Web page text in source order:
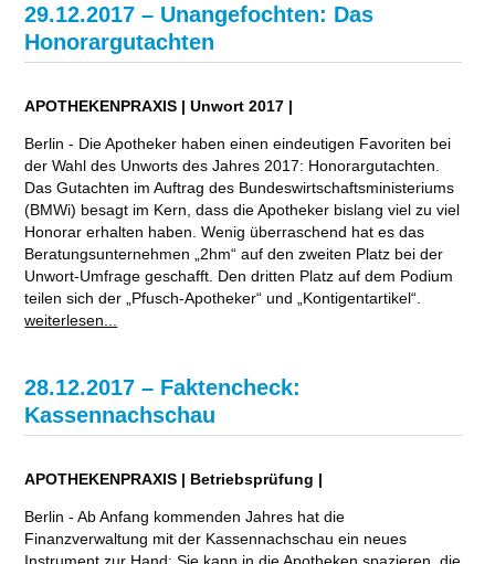
29.12.2017 – Unangefochten: Das
Honorargutachten
APOTHEKENPRAXIS | Unwort 2017 |
Berlin - Die Apotheker haben einen eindeutigen Favoriten bei
der Wahl des Unworts des Jahres 2017: Honorargutachten.
Das Gutachten im Auftrag des Bundeswirtschaftsministeriums
(BMWi) besagt im Kern, dass die Apotheker bislang viel zu viel
Honorar erhalten haben. Wenig überraschend hat es das
Beratungsunternehmen „2hm“ auf den zweiten Platz bei der
Unwort-Umfrage geschafft. Den dritten Platz auf dem Podium
teilen sich der „Pfusch-Apotheker“ und „Kontigentartikel“.
weiterlesen...
28.12.2017 – Faktencheck:
Kassennachschau
APOTHEKENPRAXIS | Betriebsprüfung |
Berlin - Ab Anfang kommenden Jahres hat die
Finanzverwaltung mit der Kassennachschau ein neues
Instrument zur Hand: Sie kann in die Apotheken spazieren, die